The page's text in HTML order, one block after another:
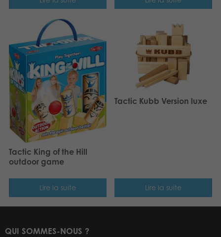
Tactic King of the Hill
outdoor game
Lire la suite
Tactic Kubb Version luxe
Lire la suite
QUI SOMMES-NOUS ?